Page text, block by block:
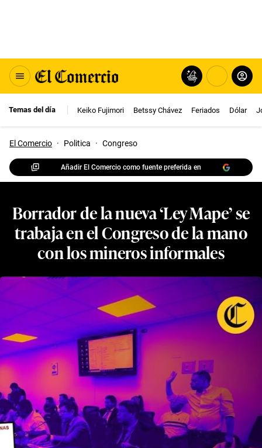
Temas del día Keiko Fujimori Betssy Chávez Feriados Dólar
El Comercio · Politica · Congreso
Añadir El Comercio como fuente preferida en
Borrador de la nueva ‘Ley Mape’ se
trabaja en el Congreso de la mano
con los mineros informales